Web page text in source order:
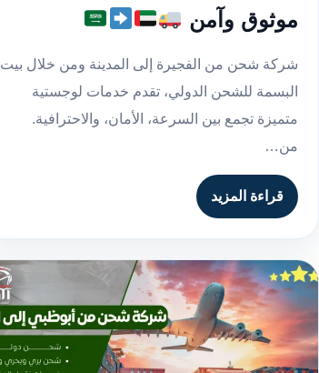
موثوق وآمن
شركة شحن من الفجيرة إلى المدينة ومن خلال بيت
البسمة للشحن الدولي، تقدم خدمات لوجستية
متميزة تجمع بين السرعة، الأمان، والاحترافية.
من…
قراءة المزيد